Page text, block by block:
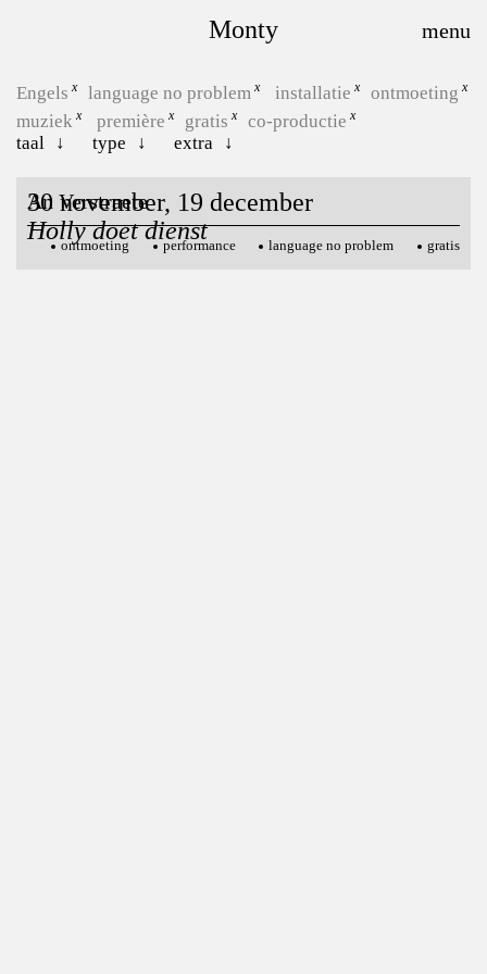
Monty
Engels language no problem installatie
ontmoeting
muziek
première gratis
co-productie
taal
type extra
30 november, 19 december
Holly doet dienst
An Verstraete
ontmoeting performance language no problem gratis